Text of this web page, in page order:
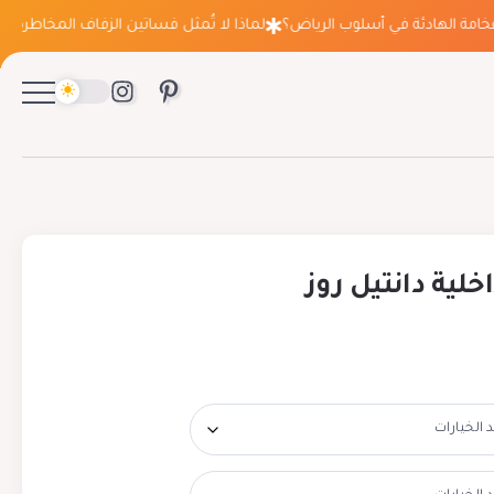
الهادئة في أسلوب الرياض؟ لماذا لا تُمثل فساتين الزفاف المخاطرة التي
دانتيل روز